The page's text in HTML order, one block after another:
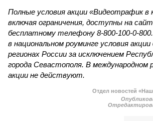
Полные условия акции «Видеотрафик в
включая ограничения, доступны на
бесплатному телефону 8-800-100-0-
в национальном роуминге условия
регионах России за исключением
города Севастополя. В международном
акции не действуют.
Отдел новостей